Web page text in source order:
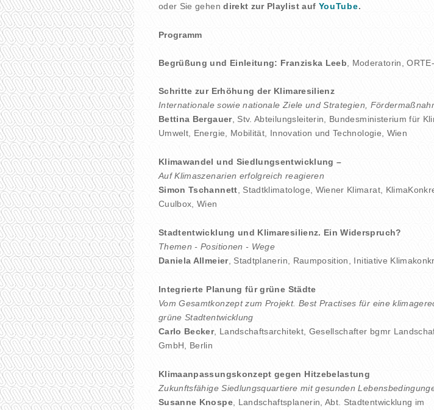
oder Sie gehendirekt zur Playlist auf YouTube.
Programm
Begrüßung und Einleitung: Franziska Leeb , Moderatorin,
Schritte zur Erhöhung der Klimaresilienz
Internationale sowie nationale Ziele und Strategien,
Bettina Bergauer, Stv. Abteilungsleiterin, Bundesministerium für
Umwelt, Energie, Mobilität, Innovation und Technologie, Wien
Klimawandel und Siedlungsentwicklung –
Auf Klimaszenarien erfolgreich reagieren
Simon Tschannett , Stadtklimatologe, Wiener Klimarat,
Cuulbox, Wien
Stadtentwicklung und Klimaresilienz. Ein Widerspruch?
Themen - Positionen - Wege
Daniela Allmeier, Stadtplanerin, Raumposition, Initiative
Integrierte Planung für grüne Städte
Vom Gesamtkonzept zum Projekt. Best Practises für eine
grüne Stadtentwicklung
Carlo Becker, Landschaftsarchitekt, Gesellschafter bgmr
GmbH, Berlin
Klimaanpassungskonzept gegen Hitzebelastung
Zukunftsfähige Siedlungsquartiere mit gesunden
Susanne Knospe, Landschaftsplanerin, Abt. Stadtentwicklung im